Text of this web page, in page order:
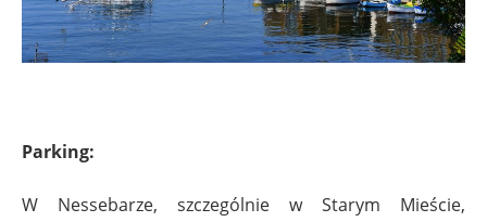
Parking:
W Nessebarze, szczególnie w Starym Mieście,